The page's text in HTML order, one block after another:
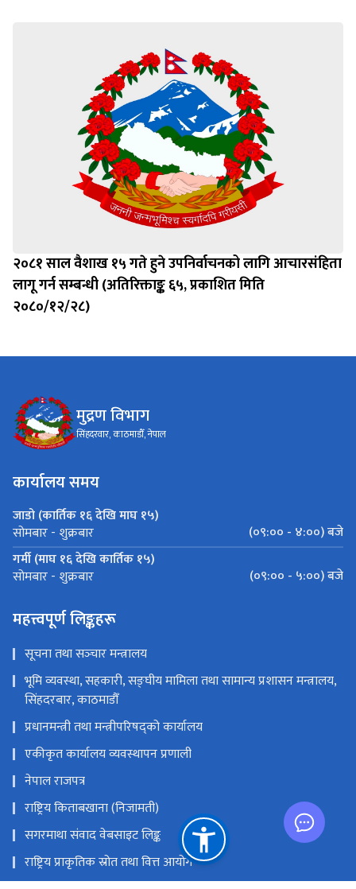
२०८१ साल वैशाख १५ गते हुने उपनिर्वाचनको लागि आचारसंहिता
लागू गर्न सम्बन्धी (अतिरिक्ताङ्क ६५, प्रकाशित मिति
२०८०/१२/२८)
मुद्रण विभाग
सिंहदरवार, काठमाडौँ, नेपाल
कार्यालय समय
जाडो (कार्तिक १६ देखि माघ १५)
सोमबार - शुक्रबार
(०९:०० - ४:००) बजे
गर्मी (माघ १६ देखि कार्तिक १५)
सोमबार - शुक्रबार (०९:०० - ५:००) बजे
महत्त्वपूर्ण लिङ्कहरू
सूचना तथा सञ्‍चार मन्त्रालय
भूमि व्यवस्था, सहकारी, सङ्‍घीय मामिला तथा सामान्य प्रशासन मन्त्रालय,
सिंहदरबार, काठमाडौँ
प्रधानमन्त्री तथा मन्त्रीपरिषद्को कार्यालय
एकीकृत कार्यालय व्यवस्थापन प्रणाली
नेपाल राजपत्र
राष्ट्रिय किताबखाना (निजामती)
सगरमाथा संवाद वेबसाइट लिङ्क
राष्ट्रिय प्राकृतिक स्रोत तथा वित्त आयोग